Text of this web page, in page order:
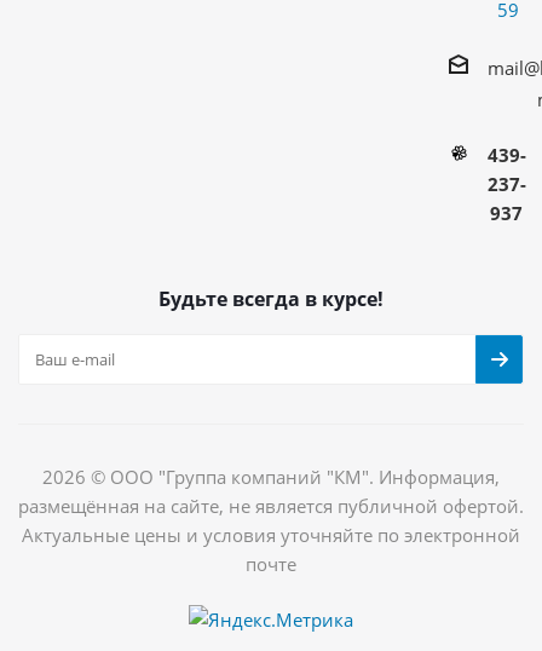
59
439-
237-
937
Будьте всегда в курсе!
2026 © ООО "Группа компаний "КМ". Информация,
размещённая на сайте, не является публичной офертой.
Актуальные цены и условия уточняйте по электронной
почте